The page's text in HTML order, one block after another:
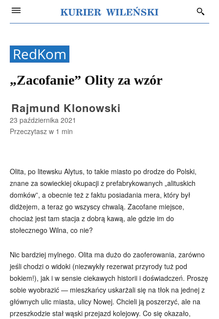
RedKom
„Zacofanie” Olity za wzór
Rajmund Klonowski
23 października 2021
Przeczytasz w 1 min
Olita, po litewsku Alytus, to takie miasto po drodze do Polski,
znane za sowieckiej okupacji z prefabrykowanych „alituskich
domków”, a obecnie też z faktu posiadania mera, który był
didżejem, a teraz go wszyscy chwalą. Zacofane miejsce,
chociaż jest tam stacja z dobrą kawą, ale gdzie im do
stołecznego Wilna, co nie?
Nic bardziej mylnego. Olita ma dużo do zaoferowania, zarówno
jeśli chodzi o widoki (niezwykły rezerwat przyrody tuż pod
bokiem!), jak i w sensie ciekawych historii i doświadczeń. Proszę
sobie wyobrazić — mieszkańcy uskarżali się na tłok na jednej z
głównych ulic miasta, ulicy Nowej. Chcieli ją poszerzyć, ale na
przeszkodzie stał wąski przejazd kolejowy. Co się okazało,